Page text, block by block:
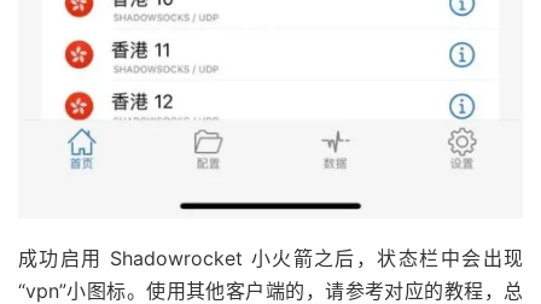
成功启用 Shadowrocket 小火箭之后，状态栏中会出现
“vpn”小图标。使用其他客户端的，请参考对应的教程，总